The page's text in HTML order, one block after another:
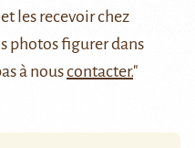
et les recevoir chez
photos figurer dans
à nouscontacter."